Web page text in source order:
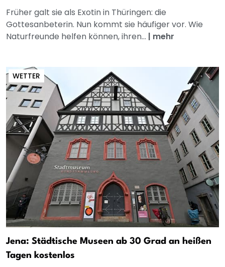
Früher galt sie als Exotin in Thüringen: die
Gottesanbeterin. Nun kommt sie häufiger vor. Wie
Naturfreunde helfen können, ihren... | mehr
WETTER
Jena: Städtische Museen ab 30 Grad an heißen
Tagen kostenlos